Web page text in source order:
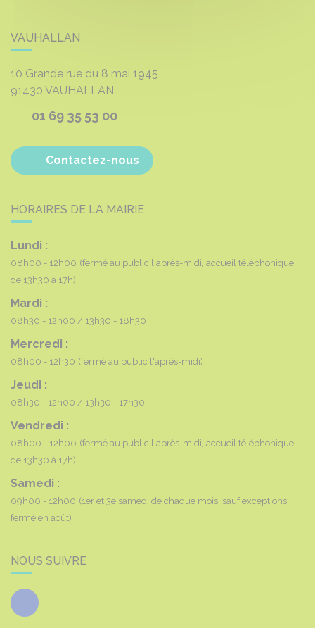
VAUHALLAN
10 Grande rue du 8 mai 1945
91430 VAUHALLAN
01 69 35 53 00
Contactez-nous
HORAIRES DE LA MAIRIE
Lundi :
08h00 - 12h00 (fermé au public l'après-midi, accueil téléphonique
de 13h30 à 17h)
Mardi :
08h30 - 12h00 13h30 - 18h30
Mercredi :
08h00 - 12h30 (fermé au public l'après-midi)
Jeudi :
08h30 - 12h00 13h30 - 17h30
Vendredi :
08h00 - 12h00 (fermé au public l'après-midi, accueil téléphonique
de 13h30 à 17h)
Samedi :
09h00 - 12h00 (1er et 3e samedi de chaque mois, sauf exceptions,
fermé en août)
NOUS SUIVRE
Facebook